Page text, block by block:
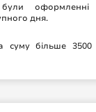
оформленні
дня.
суму більше 3500